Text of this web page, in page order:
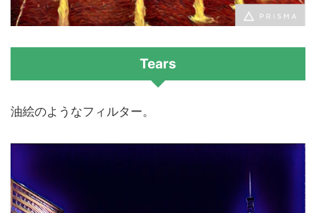
Tears
油絵のようなフィルター。